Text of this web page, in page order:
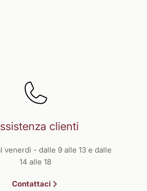
clienti
venerdì - dalle 9 alle 13 e dalle
14 alle 18
Contattaci